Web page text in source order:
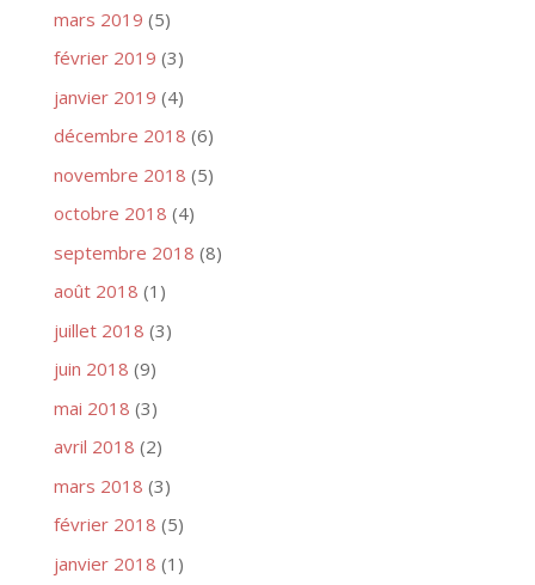
mars 2019 (5)
février 2019 (3)
janvier 2019 (4)
décembre 2018 (6)
novembre 2018 (5)
octobre 2018 (4)
septembre 2018 (8)
août 2018 (1)
juillet 2018 (3)
juin 2018 (9)
mai 2018 (3)
avril 2018 (2)
mars 2018 (3)
février 2018 (5)
janvier 2018 (1)